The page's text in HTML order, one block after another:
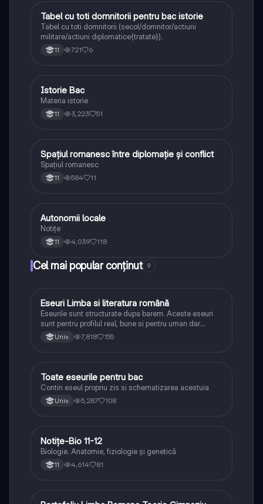
Istorie
Tabel cu toti domnitorii pentru bac istorie
Tabel cu toti domnitorii (secol/domnitor/actiuni
militare/actiuni diplomatice{tratate}).
11 721 6
Istorie
Istorie Bac
Materia istorie
11 3,223 51
Istorie
Spațiul romanesc între diplomație și conflict
Spațiul romanesc
11 584 11
Istorie
Autonomii locale
Notițe
11 4,039 118
Cel mai popular conținut 9
Limba și literatura română
Eseuri Limba si literatura română
Eseurile sunt structurate dupa barem. Aceste eseuri
sunt pentru profilul real, bune si pentru uman dar
lipsesc relatiile dintre personaje si caracrerizarile.
Univ. 7,818 155
Limba și literatura română
Toate eseurile pentru bac
Contin eseul propriu zis si schematizarea acestuia
Univ. 5,287 108
Biologie
Notițe-Bio 11-12
Biologie. Anatomie, fiziologie și genetică
11 4,614 81